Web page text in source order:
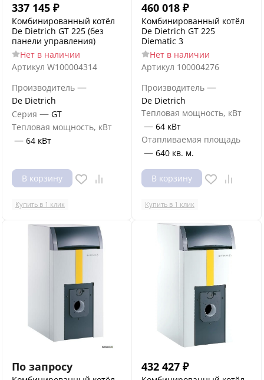
337 145 ₽
Комбинированный котёл
De Dietrich GT 225 (без
панели управления)
Нет в наличии
Артикул W100004314
Производитель —
De Dietrich
Серия — GT
Тепловая мощность, кВт
— 64 кВт
В корзину
Купить в 1 клик
460 018 ₽
Комбинированный котёл
De Dietrich GT 225
Diematic 3
Нет в наличии
Артикул 100004276
Производитель —
De Dietrich
Тепловая мощность, кВт
— 64 кВт
Отапливаемая площадь
— 640 кв. м.
В корзину
Купить в 1 клик
По запросу 432 427 ₽